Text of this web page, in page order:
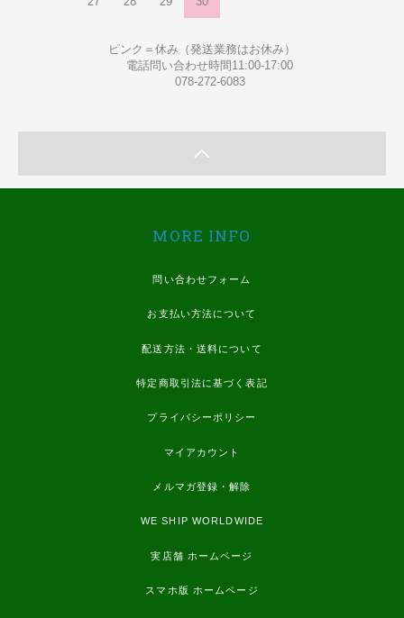
ピンク＝休み（発送業務はお休み）
電話問い合わせ時間11:00-17:00
078-272-6083
MORE INFO
問い合わせフォーム
お支払い方法について
配送方法・送料について
特定商取引法に基づく表記
プライバシーポリシー
マイアカウント
メルマガ登録・解除
WE SHIP WORLDWIDE
実店舗 ホームページ
スマホ版 ホームページ